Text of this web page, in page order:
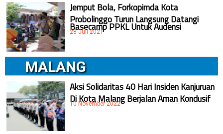
Jemput Bola, Forkopimda Kota
Probolinggo Turun Langsung Datangi
Basecamp PPKL Untuk Audensi
28 Juli 2021
MALANG
Aksi Solidaritas 40 Hari Insiden Kanjuruan
Di Kota Malang Berjalan Aman Kondusif
10 November 2022